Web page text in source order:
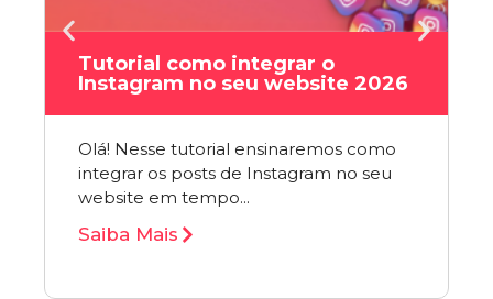
Tutorial como integrar o
Instagram no seu website 2026
Olá! Nesse tutorial ensinaremos como
integrar os posts de Instagram no seu
website em tempo...
Saiba Mais